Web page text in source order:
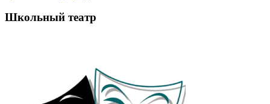
Школьный театр